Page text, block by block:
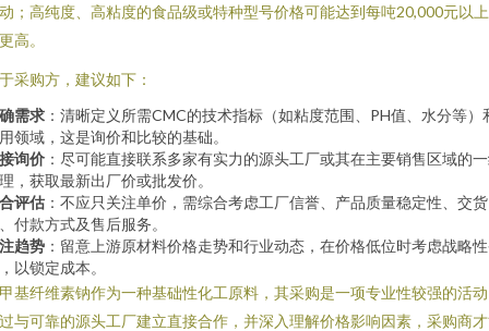
；高纯度、高粘度的食品级或特种型号价格可能达到每吨20,000元以
高。
采购方，建议如下：
需求 ：清晰定义所需CMC的技术指标（如粘度范围、PH值、水分等）
领域，这是询价和比较的基础。
询价 ：尽可能直接联系多家有实力的源头工厂或其在主要销售区域的
，获取最新出厂价或批发价。
评估 ：不应只关注单价，需综合考虑工厂信誉、产品质量稳定性、交货
付款方式及售后服务。
趋势 ：留意上游原材料价格走势和行业动态，在价格低位时考虑战略
以锁定成本。
基纤维素钠作为一种基础性化工原料，其采购是一项专业性较强的活
与可靠的源头工厂建立直接合作，并深入理解价格影响因素，采购商